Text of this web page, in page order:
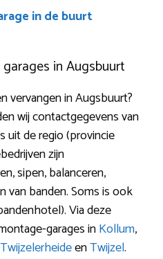
in de buurt
in Augsbuurt
vervangen in Augsbuurt?
wij contactgegevens van
uit de regio (provincie
zijn
sipen, balanceren,
van banden. Soms is ook
Via deze
garages inKollum,
TwijzelerheideenTwijzel.